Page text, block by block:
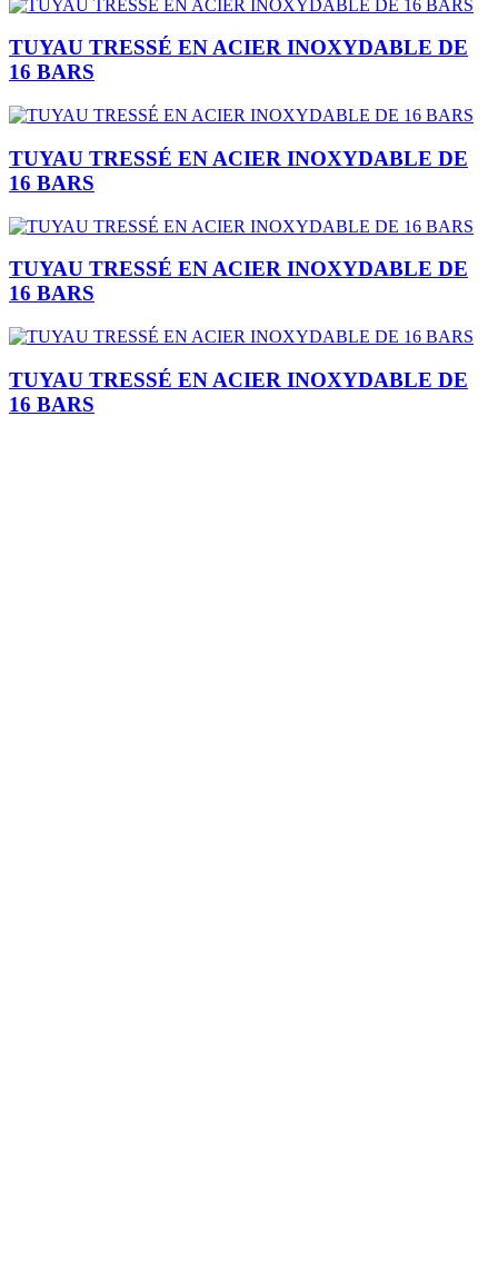
TUYAU TRESSÉ EN ACIER INOXYDABLE DE
16 BARS
TUYAU TRESSÉ EN ACIER INOXYDABLE DE
16 BARS
TUYAU TRESSÉ EN ACIER INOXYDABLE DE
16 BARS
TUYAU TRESSÉ EN ACIER INOXYDABLE DE
16 BARS